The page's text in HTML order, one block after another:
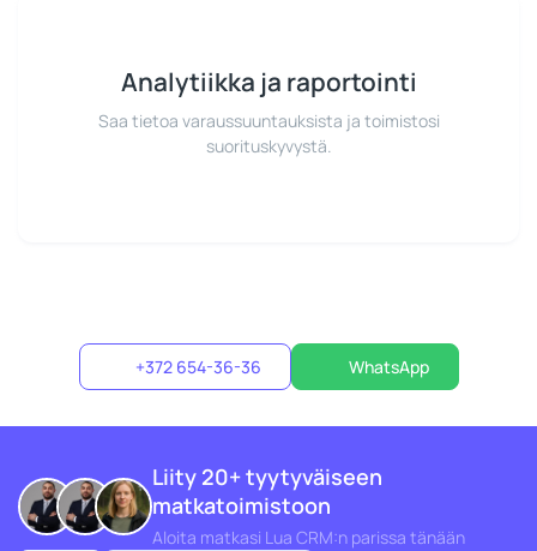
Analytiikka ja raportointi
Saa tietoa varaussuuntauksista ja toimistosi
suorituskyvystä.
+372 654-36-36 WhatsApp
Liity 20+ tyytyväiseen
matkatoimistoon
Aloita matkasi Lua CRM:n parissa tänään